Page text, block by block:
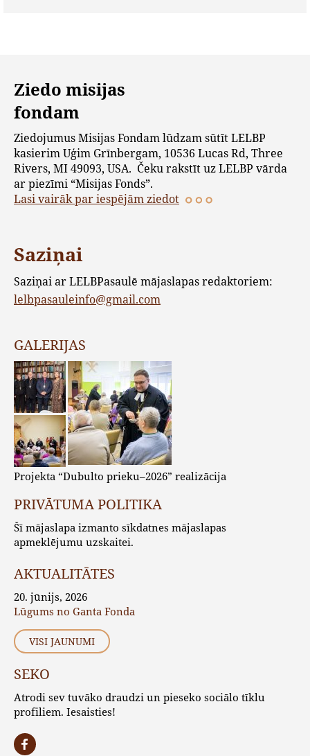
Ziedo misijas
fondam
Ziedojumus Misijas Fondam lūdzam sūtīt LELBP
kasierim Uģim Grīnbergam, 10536 Lucas Rd, Three
Rivers, MI 49093, USA. Čeku rakstīt uz LELBP vārda
ar piezīmi “Misijas Fonds”.
Lasi vairāk par iespējām ziedot
Saziņai
Saziņai ar LELBPasaulē mājaslapas redaktoriem:
lelbpasauleinfo@gmail.com
GALERIJAS
Projekta “Dubulto prieku–2026” realizācija
PRIVĀTUMA POLITIKA
Šī mājaslapa izmanto sīkdatnes mājaslapas
apmeklējumu uzskaitei.
AKTUALITĀTES
20. jūnijs, 2026
Lūgums no Ganta Fonda
VISI JAUNUMI
SEKO
Atrodi sev tuvāko draudzi un pieseko sociālo tīklu
profiliem. Iesaisties!